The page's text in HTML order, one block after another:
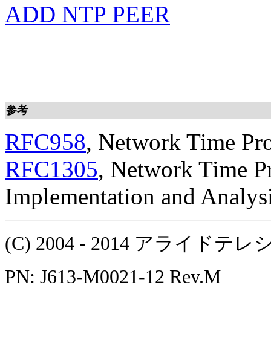
ADD NTP PEER
参考
RFC958, Network Time
RFC1305, Network Time
Implementation and
(C) 2004 - 2014 アライドテ
PN: J613-M0021-12 Rev.M